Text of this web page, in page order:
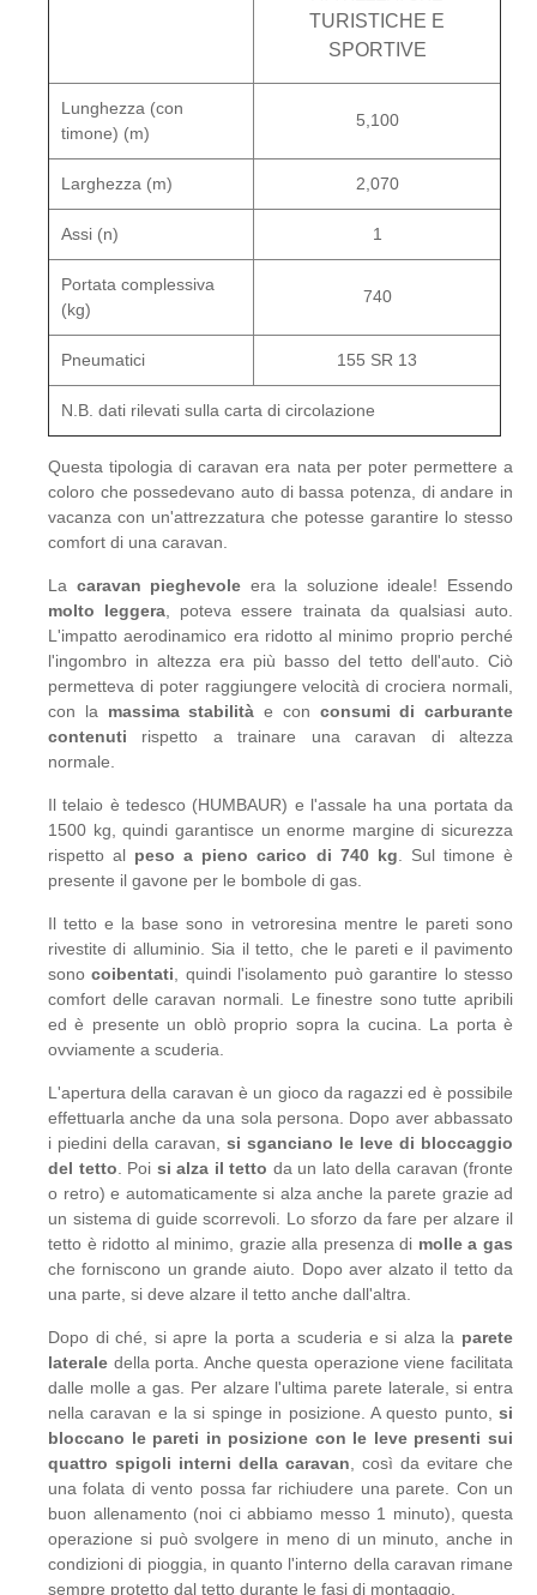
TURISTICHE E
SPORTIVE
Lunghezza (con
timone) (m)
5,100
Larghezza (m) 2,070
Assi (n) 1
Portata complessiva
(kg)
740
Pneumatici 155 SR 13
N.B. dati rilevati sulla carta di circolazione
Questa tipologia di caravan era nata per poter permettere a
coloro che possedevano auto di bassa potenza, di andare in
vacanza con un'attrezzatura che potesse garantire lo stesso
comfort di una caravan.
La caravan pieghevole era la soluzione ideale! Essendo
molto leggera, poteva essere trainata da qualsiasi auto.
L'impatto aerodinamico era ridotto al minimo proprio perché
l'ingombro in altezza era più basso del tetto dell'auto. Ciò
permetteva di poter raggiungere velocità di crociera normali,
con la massima stabilità e con consumi di carburante
contenuti rispetto a trainare una caravan di altezza
normale.
Il telaio è tedesco (HUMBAUR) e l'assale ha una portata da
1500 kg, quindi garantisce un enorme margine di sicurezza
rispetto al peso a pieno carico di 740 kg. Sul timone è
presente il gavone per le bombole di gas.
Il tetto e la base sono in vetroresina mentre le pareti sono
rivestite di alluminio. Sia il tetto, che le pareti e il pavimento
sonocoibentati, quindi l'isolamento può garantire lo stesso
comfort delle caravan normali. Le finestre sono tutte apribili
ed è presente un oblò proprio sopra la cucina. La porta è
ovviamente a scuderia.
L'apertura della caravan è un gioco da ragazzi ed è possibile
effettuarla anche da una sola persona. Dopo aver abbassato
i piedini della caravan, si sganciano le leve di bloccaggio
del tetto. Poi si alza il tetto da un lato della caravan (fronte
o retro) e automaticamente si alza anche la parete grazie ad
un sistema di guide scorrevoli. Lo sforzo da fare per alzare il
tetto è ridotto al minimo, grazie alla presenza di molle a gas
che forniscono un grande aiuto. Dopo aver alzato il tetto da
una parte, si deve alzare il tetto anche dall'altra.
Dopo di ché, si apre la porta a scuderia e si alza la parete
laterale della porta. Anche questa operazione viene facilitata
dalle molle a gas. Per alzare l'ultima parete laterale, si entra
nella caravan e la si spinge in posizione. A questo punto, si
bloccano le pareti in posizione con le leve presenti sui
quattro spigoli interni della caravan, così da evitare che
una folata di vento possa far richiudere una parete. Con un
buon allenamento (noi ci abbiamo messo 1 minuto), questa
operazione si può svolgere in meno di un minuto, anche in
condizioni di pioggia, in quanto l'interno della caravan rimane
sempre protetto dal tetto durante le fasi di montaggio.